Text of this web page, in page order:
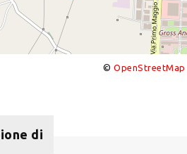
© OpenStreetMap
di